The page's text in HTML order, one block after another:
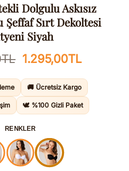
Dolgulu Askısız
Şeffaf Sırt Dekoltesi
Siyah
TL Orijinal
1.815,00TL.
1.295,00TLŞu
fiyat:
🚚 Ücretsiz Kargo
🕊️ %100 Gizli Paket
RENKLER